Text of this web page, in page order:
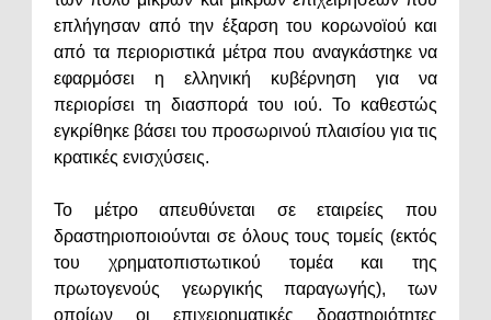
επλήγησαν από την έξαρση του κορωνοϊού και
από τα περιοριστικά μέτρα που αναγκάστηκε να
εφαρμόσει η ελληνική κυβέρνηση για να
περιορίσει τη διασπορά του ιού. Το καθεστώς
εγκρίθηκε βάσει του προσωρινού πλαισίου για τις
κρατικές ενισχύσεις.
Το μέτρο απευθύνεται σε εταιρείες που
δραστηριοποιούνται σε όλους τους τομείς (εκτός
του χρηματοπιστωτικού τομέα και της
πρωτογενούς γεωργικής παραγωγής), των
οποίων οι επιχειρηματικές δραστηριότητες